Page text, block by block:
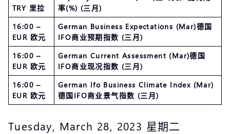
TRY 里拉
率(%) (三月)
16:00 –
EUR 欧元
German Business Expectations (Mar)德国
IFO商业预期指数 (三月)
16:00 –
EUR 欧元
German Current Assessment (Mar)德国
IFO商业现况指数 (三月)
16:00 –
EUR 欧元
German Ifo Business Climate Index (Mar)
德国IFO商业景气指数 (三月)
Tuesday, March 28, 2023 星期二